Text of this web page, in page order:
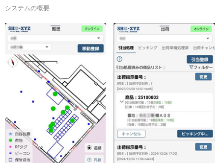
システムの概要